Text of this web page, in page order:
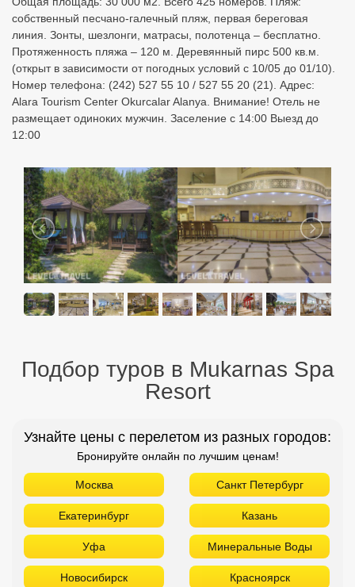
собственный песчано-галечный пляж, первая береговая
линия. Зонты, шезлонги, матрасы, полотенца – бесплатно.
Протяженность пляжа – 120 м. Деревянный пирс 500 кв.м.
(открыт в зависимости от погодных условий с 10/05 до 01/10).
Номер телефона: (242) 527 55 10 / 527 55 20 (21). Адрес:
Alara Tourism Center Okurcalar Alanya. Внимание! Отель не
размещает одиноких мужчин. Заселение с 14:00 Выезд до
12:00
Подбор туров в Mukarnas Spa
Resort
Узнайте цены с перелетом из разных городов:
Бронируйте онлайн по лучшим ценам!
Москва Санкт Петербург
Екатеринбург Казань
Уфа Минеральные Воды
Новосибирск Красноярск